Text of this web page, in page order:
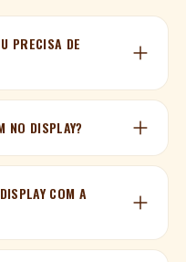
PRECISA DE
NO DISPLAY?
COM A